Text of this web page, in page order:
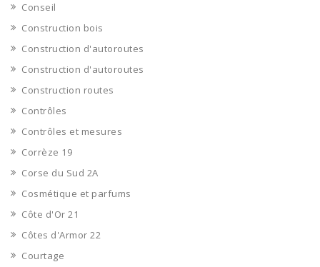
Conseil
Construction bois
Construction d'autoroutes
Construction d'autoroutes
Construction routes
Contrôles
Contrôles et mesures
Corrèze 19
Corse du Sud 2A
Cosmétique et parfums
Côte d'Or 21
Côtes d'Armor 22
Courtage